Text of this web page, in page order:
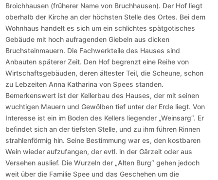
Broichhausen (früherer Name von Bruchhausen). Der Hof liegt
oberhalb der Kirche an der höchsten Stelle des Ortes. Bei dem
Wohnhaus handelt es sich um ein schlichtes spätgotisches
Gebäude mit hoch aufragenden Giebeln aus dicken
Bruchsteinmauern. Die Fachwerkteile des Hauses sind
Anbauten späterer Zeit. Den Hof begrenzt eine Reihe von
Wirtschaftsgebäuden, deren ältester Teil, die Scheune, schon
zu Lebzeiten Anna Katharina von Spees standen.
Bemerkenswert ist der Kellerbau des Hauses, der mit seinen
wuchtigen Mauern und Gewölben tief unter der Erde liegt. Von
Interesse ist ein im Boden des Kellers liegender „Weinsarg“. Er
befindet sich an der tiefsten Stelle, und zu ihm führen Rinnen
strahlenförmig hin. Seine Bestimmung war es, den kostbaren
Wein wieder aufzufangen, der evtl. in der Gärzeit oder aus
Versehen auslief. Die Wurzeln der „Alten Burg“ gehen jedoch
weit über die Familie Spee und das Geschehen um die